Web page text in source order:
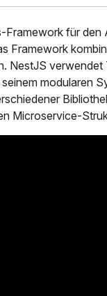
Framework für
Framework
NestJS
modularen
Microservice-